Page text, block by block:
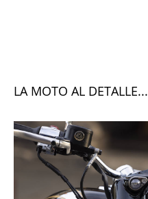
LA MOTO AL DETALLE...